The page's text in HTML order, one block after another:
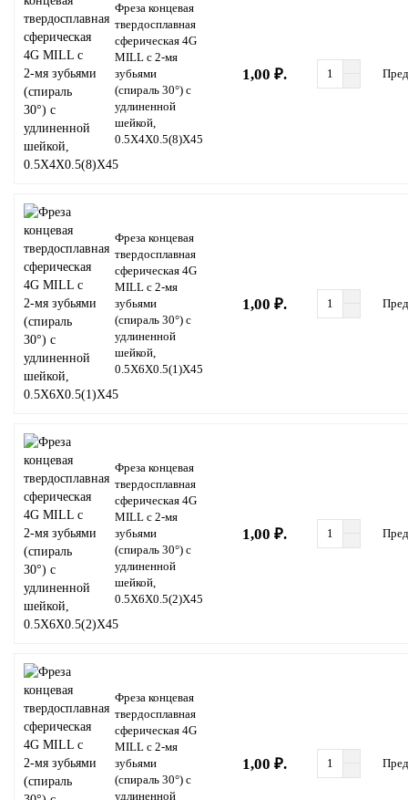
Фреза концевая
твердосплавная
сферическая 4G
MILL с 2-мя
зубьями
(спираль 30°) с
удлиненной
шейкой,
0.5X4X0.5(8)X45
1,00 ₽.
Фреза концевая
твердосплавная
сферическая 4G
MILL с 2-мя
зубьями
(спираль 30°) с
удлиненной
шейкой,
0.5X6X0.5(1)X45
1,00 ₽.
Фреза концевая
твердосплавная
сферическая 4G
MILL с 2-мя
зубьями
(спираль 30°) с
удлиненной
шейкой,
0.5X6X0.5(2)X45
1,00 ₽.
Фреза концевая
твердосплавная
сферическая 4G
MILL с 2-мя
зубьями
(спираль 30°) с
удлиненной
1,00 ₽.